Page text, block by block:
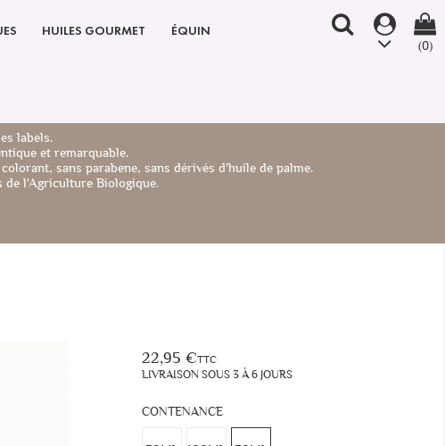
HUILES GOURMET ÉQUIN
(0)
labels.
et remarquable.
sans parabene, sans dérivés d'huile de palme.
de l'Agriculture Biologique.
22,95 €TTC
LIVRAISON SOUS 3 À 6 JOURS
CONTENANCE